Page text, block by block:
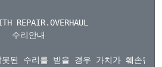
REPAIR.OVERHAUL
수리안내
된 수리를 받을 경우 가치가 훼손될